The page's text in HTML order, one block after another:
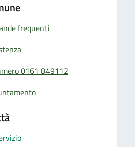
frequenti
0161 849112